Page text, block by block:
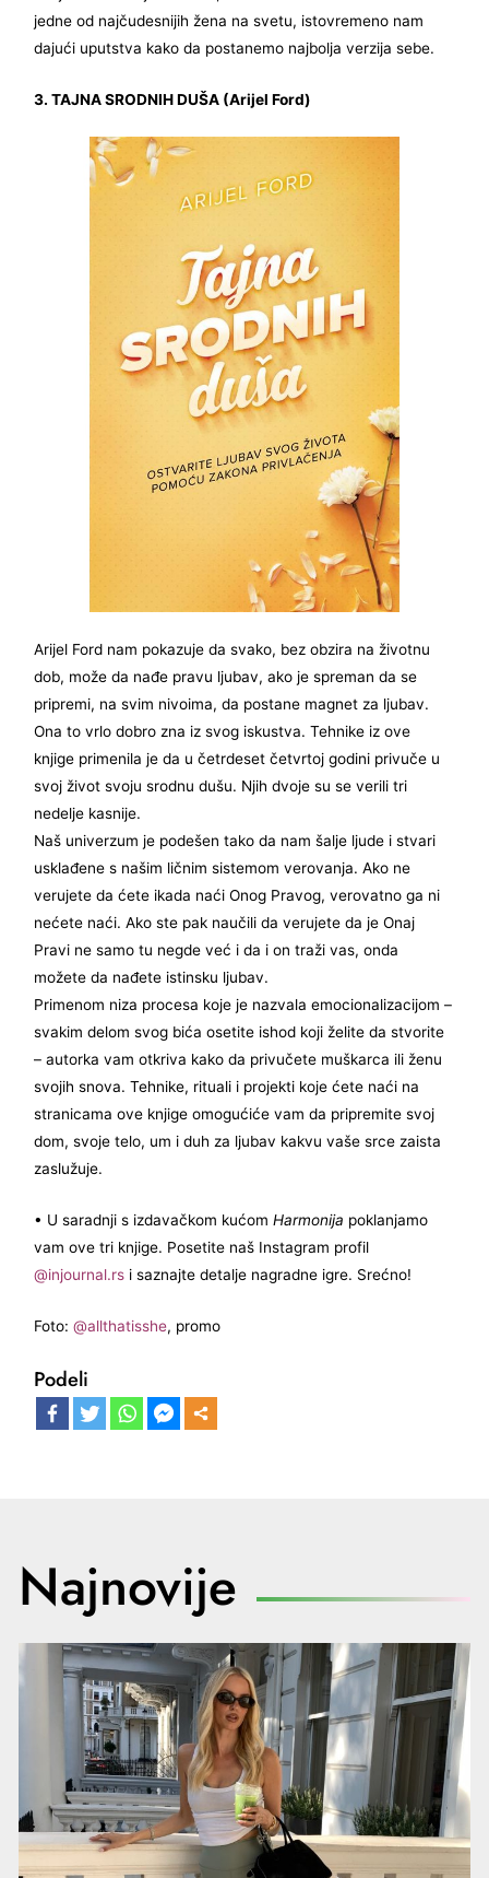
jedne od najčudesnijih žena na svetu, istovremeno nam
dajući uputstva kako da postanemo najbolja verzija sebe.
3. TAJNA SRODNIH DUŠA (Arijel Ford)
Arijel Ford nam pokazuje da svako, bez obzira na životnu
dob, može da nađe pravu ljubav, ako je spreman da se
pripremi, na svim nivoima, da postane magnet za ljubav.
Ona to vrlo dobro zna iz svog iskustva. Tehnike iz ove
knjige primenila je da u četrdeset četvrtoj godini privuče u
svoj život svoju srodnu dušu. Njih dvoje su se verili tri
nedelje kasnije.
Naš univerzum je podešen tako da nam šalje ljude i stvari
usklađene s našim ličnim sistemom verovanja. Ako ne
verujete da ćete ikada naći Onog Pravog, verovatno ga ni
nećete naći. Ako ste pak naučili da verujete da je Onaj
Pravi ne samo tu negde već i da i on traži vas, onda
možete da nađete istinsku ljubav.
Primenom niza procesa koje je nazvala emocionalizacijom –
svakim delom svog bića osetite ishod koji želite da stvorite
– autorka vam otkriva kako da privučete muškarca ili ženu
svojih snova. Tehnike, rituali i projekti koje ćete naći na
stranicama ove knjige omogućiće vam da pripremite svoj
dom, svoje telo, um i duh za ljubav kakvu vaše srce zaista
zaslužuje.
• U saradnji s izdavačkom kućomHarmonija poklanjamo
vam ove tri knjige. Posetite naš Instagram profil
@injournal.rs i saznajte detalje nagradne igre. Srećno!
Foto:@allthatisshe, promo
Podeli
Najnovije